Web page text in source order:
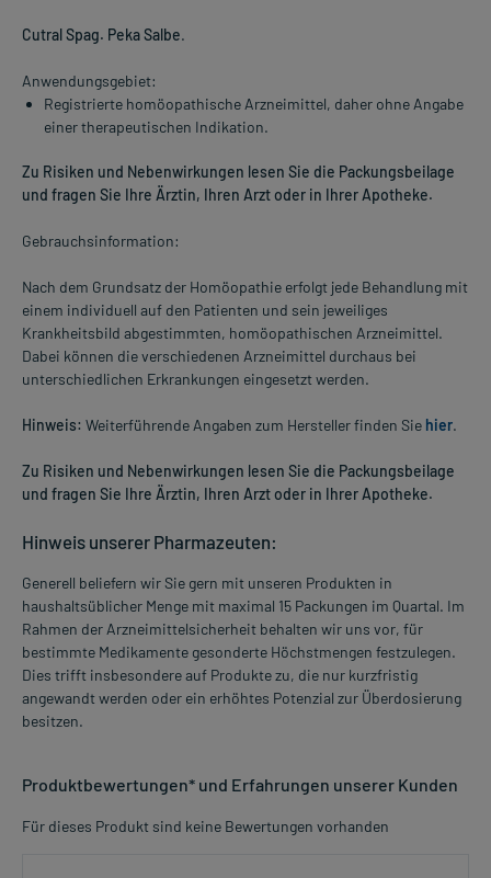
Cutral Spag. Peka Salbe.
Anwendungsgebiet:
Registrierte homöopathische Arzneimittel, daher ohne Angabe
einer therapeutischen Indikation.
Zu Risiken und Nebenwirkungen lesen Sie die Packungsbeilage
und fragen Sie Ihre Ärztin, Ihren Arzt oder in Ihrer Apotheke.
Gebrauchsinformation:
Nach dem Grundsatz der Homöopathie erfolgt jede Behandlung mit
einem individuell auf den Patienten und sein jeweiliges
Krankheitsbild abgestimmten, homöopathischen Arzneimittel.
Dabei können die verschiedenen Arzneimittel durchaus bei
unterschiedlichen Erkrankungen eingesetzt werden.
Hinweis: Weiterführende Angaben zum Hersteller finden Sie hier.
Zu Risiken und Nebenwirkungen lesen Sie die Packungsbeilage
und fragen Sie Ihre Ärztin, Ihren Arzt oder in Ihrer Apotheke.
Hinweis unserer Pharmazeuten:
Generell beliefern wir Sie gern mit unseren Produkten in
haushaltsüblicher Menge mit maximal 15 Packungen im Quartal. Im
Rahmen der Arzneimittelsicherheit behalten wir uns vor, für
bestimmte Medikamente gesonderte Höchstmengen festzulegen.
Dies trifft insbesondere auf Produkte zu, die nur kurzfristig
angewandt werden oder ein erhöhtes Potenzial zur Überdosierung
besitzen.
Produktbewertungen* und Erfahrungen unserer Kunden
Für dieses Produkt sind keine Bewertungen vorhanden